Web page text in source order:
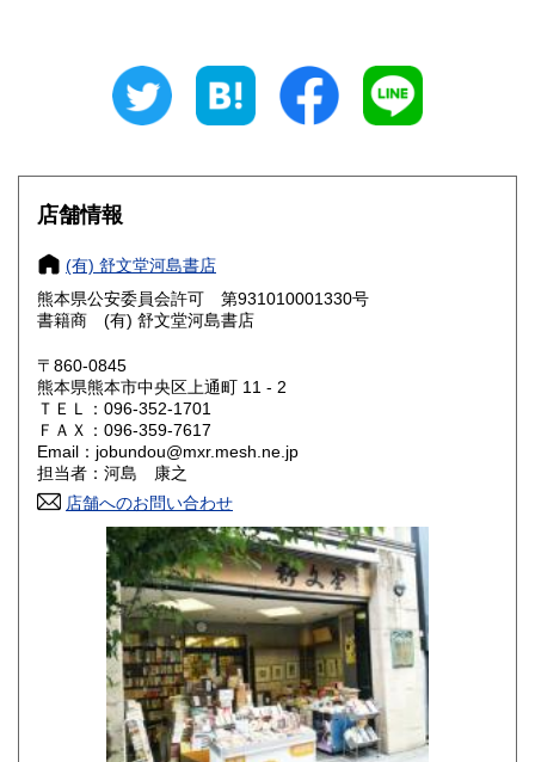
190円 静岡県
奈良県 190円 和歌山県
岡山県 190円
山口県 190円 徳島県
香川県 190円
190円 福岡県
190円 長崎県
190円 大分県
190円 鹿児島県
店舗情報
(有) 舒文堂河島書店
熊本県公安委員会許可 第931010001330号
書籍商 (有) 舒文堂河島書店
〒860-0845
熊本県熊本市中央区上通町 11 - 2
ＴＥＬ：096-352-1701
ＦＡＸ：096-359-7617
Email：jobundou@mxr.mesh.ne.jp
担当者：河島 康之
店舗へのお問い合わせ